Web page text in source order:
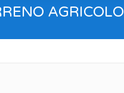
AGRICOLO